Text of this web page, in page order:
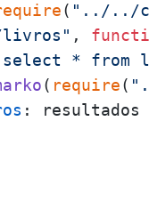
( "../../
,
* from
( require(
: resultados